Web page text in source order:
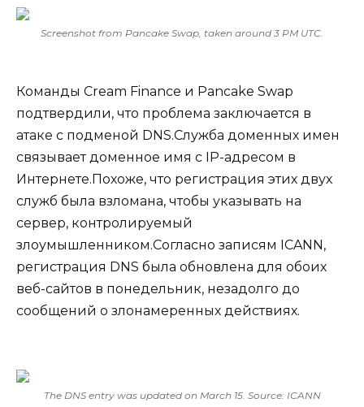
Screenshot from Pancake Swap, taken around 3 PM UTC.
Команды Cream Finance и Pancake Swap
подтвердили, что проблема заключается в
атаке с подменой DNS.Служба доменных имен
связывает доменное имя с IP-адресом в
Интернете.Похоже, что регистрация этих двух
служб была взломана, чтобы указывать на
сервер, контролируемый
злоумышленником.Согласно записям ICANN,
регистрация DNS была обновлена ​​для обоих
веб-сайтов в понедельник, незадолго до
сообщений о злонамеренных действиях.
The DNS entry was updated on March 15. Source: ICANN